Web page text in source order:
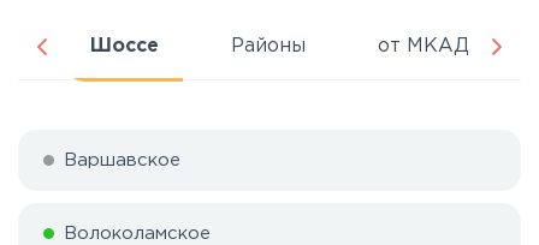
Шоссе Районы от МКАД
Варшавское
Волоколамское